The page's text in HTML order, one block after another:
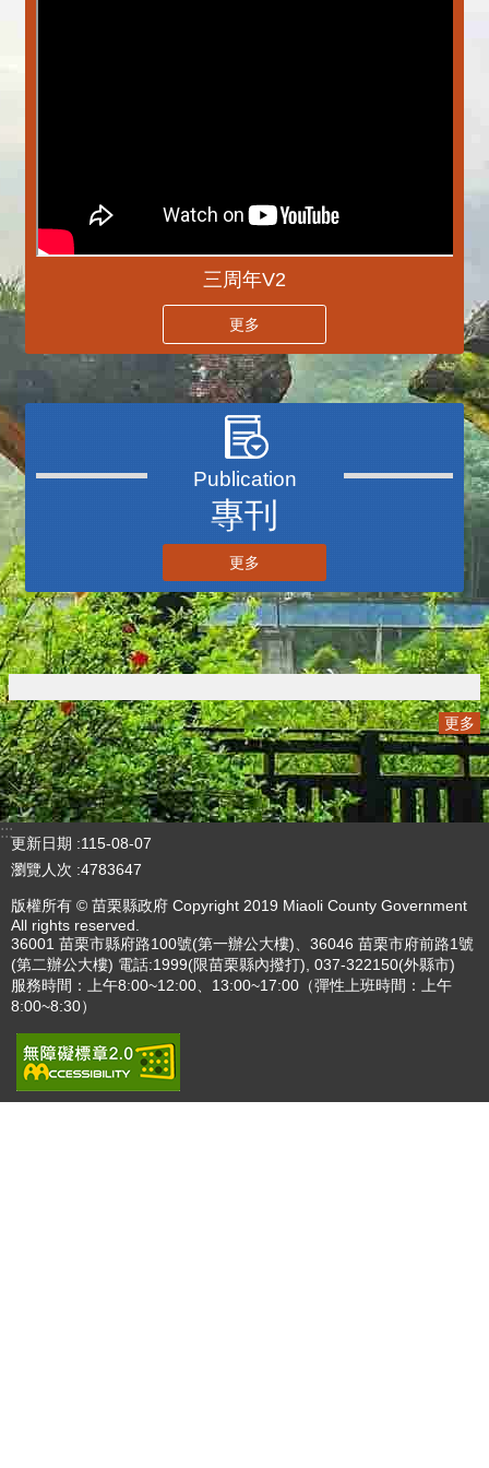
三周年V2
更多
專刊
更多
更多
:::
更新日期
115-08-07
瀏覽人次 4783647
版權所有 © 苗栗縣政府 Copyright 2019 Miaoli County Government
All rights reserved.
36001 苗栗市縣府路100號(第一辦公大樓)、36046 苗栗市府前路1號
(第二辦公大樓) 電話:1999(限苗栗縣內撥打), 037-322150(外縣市)
服務時間：上午8:00~12:00、13:00~17:00（彈性上班時間：上午
8:00~8:30）